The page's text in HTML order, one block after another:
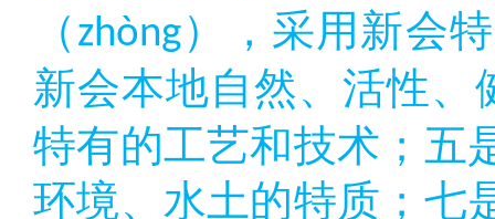
（ zhòng），采用新会
新会本地自然、活性、
特有的工艺和技术；五
环境、水土的特质；七